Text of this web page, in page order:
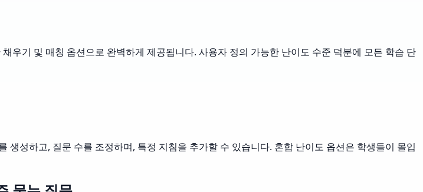
우기 및 매칭 옵션으로 완벽하게 제공됩니다. 사용자 정의 가능한 난이도 수준 덕분에 모든 학습 단
성하고, 질문 수를 조정하며, 특정 지침을 추가할 수 있습니다. 혼합 난이도 옵션은 학생들이 몰입